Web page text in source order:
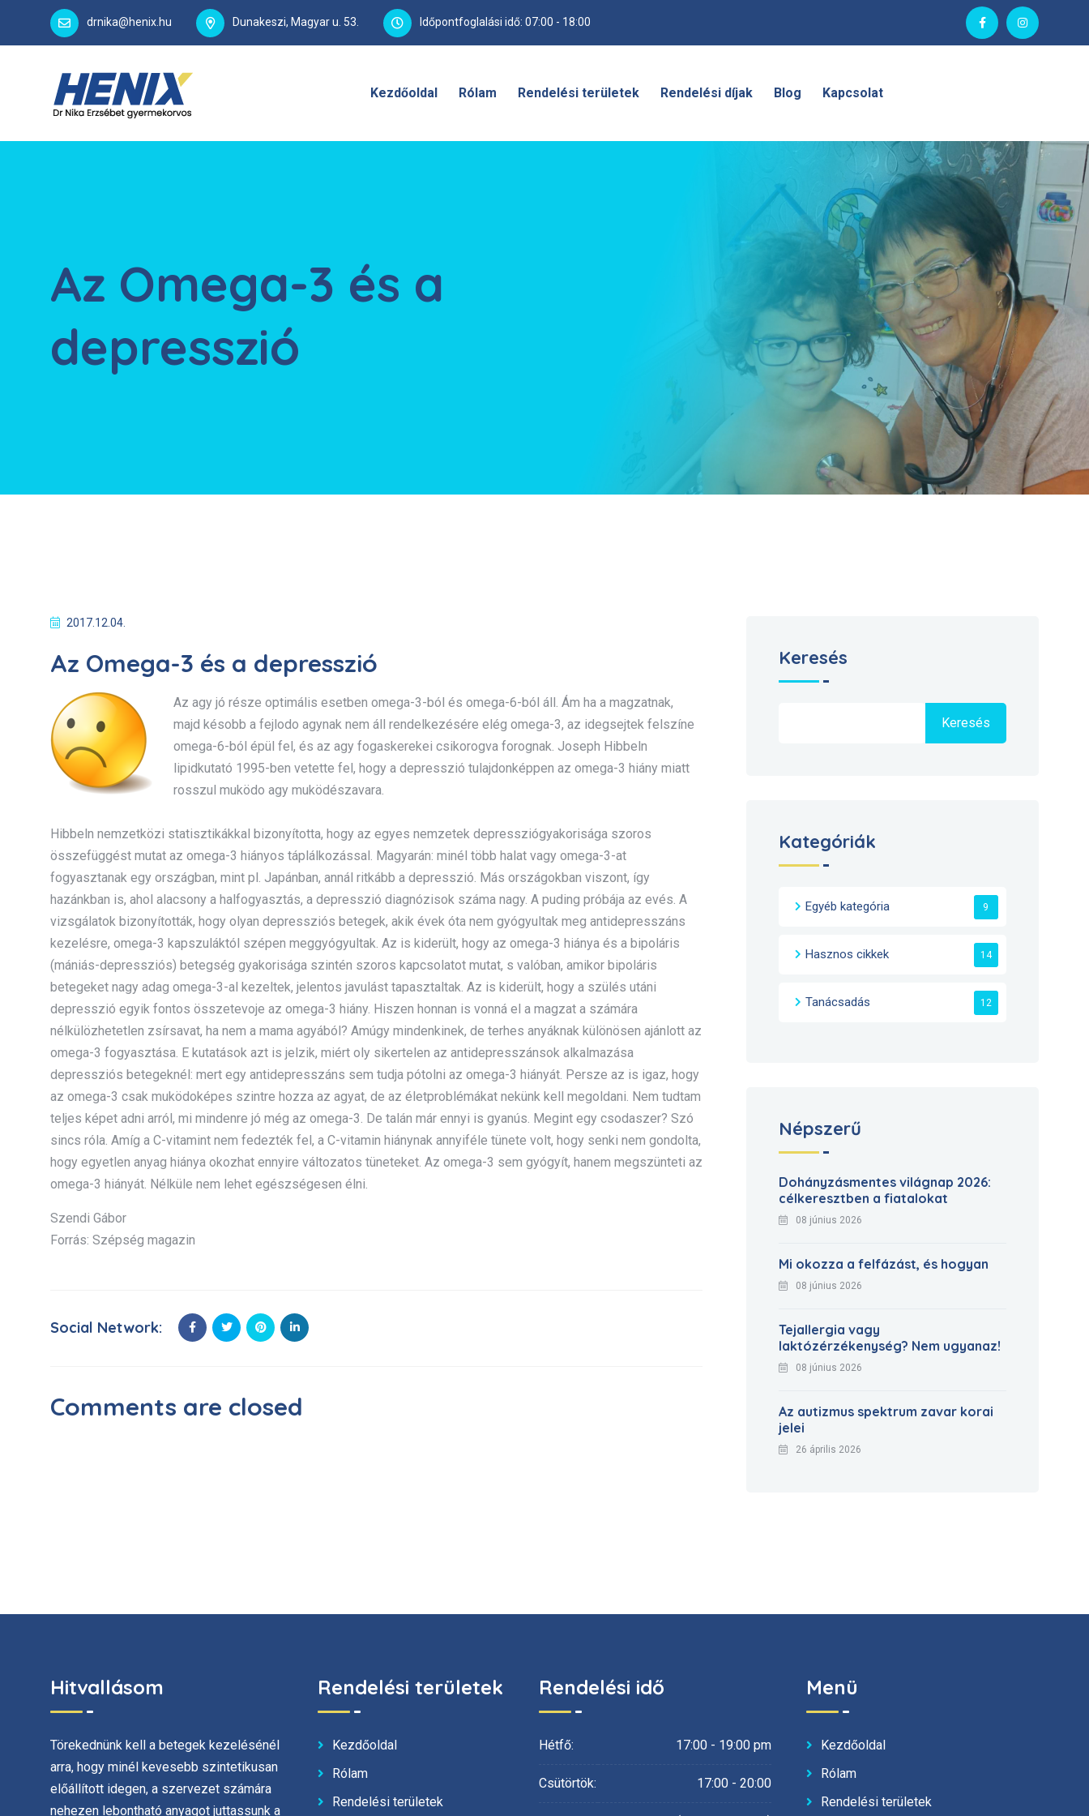
drnika@henix.hu Dunakeszi, Magyar u. 53. Időpontfoglalási idő: 07:00 - 18:00
Kezdőoldal Rólam Rendelési területek Rendelési díjak Blog Kapcsolat
Az Omega-3 és a
depresszió
2017.12.04.
Az Omega-3 és a depresszió
Az agy jó része optimális esetben omega-3-ból és omega-6-ból áll. Ám ha a magzatnak,
majd késobb a fejlodo agynak nem áll rendelkezésére elég omega-3, az idegsejtek felszíne
omega-6-ból épül fel, és az agy fogaskerekei csikorogva forognak. Joseph Hibbeln
lipidkutató 1995-ben vetette fel, hogy a depresszió tulajdonképpen az omega-3 hiány miatt
rosszul muködo agy muködészavara.
Hibbeln nemzetközi statisztikákkal bizonyította, hogy az egyes nemzetek depressziógyakorisága szoros
összefüggést mutat az omega-3 hiányos táplálkozással. Magyarán: minél több halat vagy omega-3-at
fogyasztanak egy országban, mint pl. Japánban, annál ritkább a depresszió. Más országokban viszont, így
hazánkban is, ahol alacsony a halfogyasztás, a depresszió diagnózisok száma nagy. A puding próbája az evés. A
vizsgálatok bizonyították, hogy olyan depressziós betegek, akik évek óta nem gyógyultak meg antidepresszáns
kezelésre, omega-3 kapszuláktól szépen meggyógyultak. Az is kiderült, hogy az omega-3 hiánya és a bipoláris
(mániás-depressziós) betegség gyakorisága szintén szoros kapcsolatot mutat, s valóban, amikor bipoláris
betegeket nagy adag omega-3-al kezeltek, jelentos javulást tapasztaltak. Az is kiderült, hogy a szülés utáni
depresszió egyik fontos összetevoje az omega-3 hiány. Hiszen honnan is vonná el a magzat a számára
nélkülözhetetlen zsírsavat, ha nem a mama agyából? Amúgy mindenkinek, de terhes anyáknak különösen ajánlott az
omega-3 fogyasztása. E kutatások azt is jelzik, miért oly sikertelen az antidepresszánsok alkalmazása
depressziós betegeknél: mert egy antidepresszáns sem tudja pótolni az omega-3 hiányát. Persze az is igaz, hogy
az omega-3 csak muködoképes szintre hozza az agyat, de az életproblémákat nekünk kell megoldani. Nem tudtam
teljes képet adni arról, mi mindenre jó még az omega-3. De talán már ennyi is gyanús. Megint egy csodaszer? Szó
sincs róla. Amíg a C-vitamint nem fedezték fel, a C-vitamin hiánynak annyiféle tünete volt, hogy senki nem gondolta,
hogy egyetlen anyag hiánya okozhat ennyire változatos tüneteket. Az omega-3 sem gyógyít, hanem megszünteti az
omega-3 hiányát. Nélküle nem lehet egészségesen élni.
Szendi Gábor
Forrás: Szépség magazin
Social Network:
Comments are closed
Keresés
Keresés
Kategóriák
Egyéb kategória 9
Hasznos cikkek 14
Tanácsadás 12
Népszerű
Dohányzásmentes világnap 2026:
célkeresztben a fiatalokat
08 június 2026
Mi okozza a felfázást, és hogyan
08 június 2026
Tejallergia vagy
laktózérzékenység? Nem ugyanaz!
08 június 2026
Az autizmus spektrum zavar korai
jelei
26 április 2026
Hitvallásom
Törekednünk kell a betegek kezelésénél
arra, hogy minél kevesebb szintetikusan
előállított idegen, a szervezet számára
nehezen lebontható anyagot juttassunk a
Rendelési területek
Kezdőoldal
Rólam
Rendelési területek
Rendelési idő
Hétfő: 17:00 - 19:00 pm
Csütörtök: 17:00 - 20:00
Menü
Kezdőoldal
Rólam
Rendelési területek